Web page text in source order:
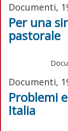
Documenti,
Per una
pastorale
Documenti,
Problemi
Italia